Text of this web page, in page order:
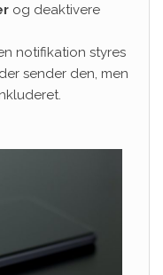
og deaktivere
notifikation styres
sender den, men